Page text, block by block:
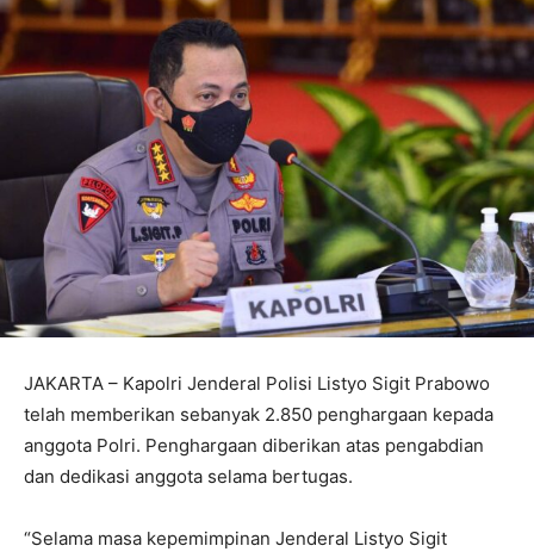
JAKARTA – Kapolri Jenderal Polisi Listyo Sigit Prabowo
telah memberikan sebanyak 2.850 penghargaan kepada
anggota Polri. Penghargaan diberikan atas pengabdian
dan dedikasi anggota selama bertugas.
“Selama masa kepemimpinan Jenderal Listyo Sigit